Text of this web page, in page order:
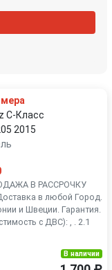
Opel
Skoda
SsangYong
Volkswagen
C-Класс
2015
В РАССРОЧКУ
в любой Город.
и Швеции. Гарантия.
с ДВС): , . 2.1
В наличии